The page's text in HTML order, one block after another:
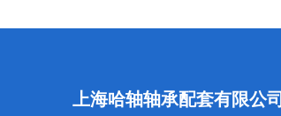
上海哈轴轴承配套有限公司